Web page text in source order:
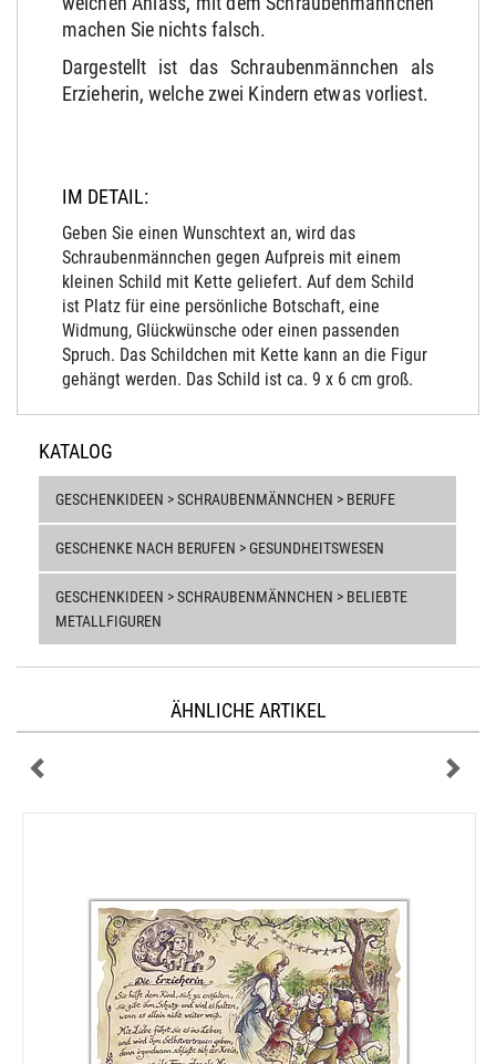
machen Sie nichts falsch.
Dargestellt ist das Schraubenmännchen als
Erzieherin, welche zwei Kindern etwas vorliest.
IM DETAIL:
Geben Sie einen Wunschtext an, wird das
Schraubenmännchen gegen Aufpreis mit einem
kleinen Schild mit Kette geliefert. Auf dem Schild
ist Platz für eine persönliche Botschaft, eine
Widmung, Glückwünsche oder einen passenden
Spruch. Das Schildchen mit Kette kann an die Figur
gehängt werden. Das Schild ist ca. 9 x 6 cm groß.
KATALOG
GESCHENKIDEEN > SCHRAUBENMÄNNCHEN > BERUFE
GESCHENKE NACH BERUFEN > GESUNDHEITSWESEN
GESCHENKIDEEN > SCHRAUBENMÄNNCHEN > BELIEBTE
METALLFIGUREN
ÄHNLICHE ARTIKEL